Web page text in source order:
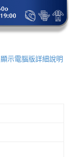
顯示電腦版詳細說明